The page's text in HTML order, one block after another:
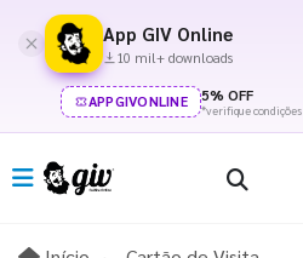
App GIV Online
10 mil+ downloads
APPGIVONLINE 5% OFF
*verifique condições